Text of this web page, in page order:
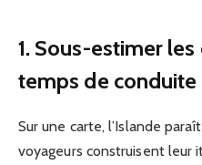
1. Sous-estimer
temps de conduite
Sur une carte, l’Islande
voyageurs construisent leur